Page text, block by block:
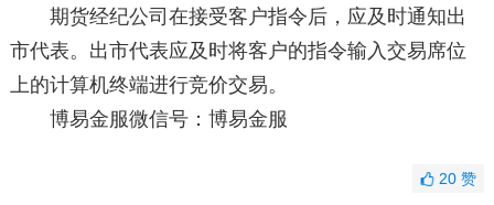
期货经纪公司在接受客户指令后，应及时通知出
市代表。出市代表应及时将客户的指令输入交易席位
上的计算机终端进行竞价交易。
博易金服微信号：博易金服
20赞